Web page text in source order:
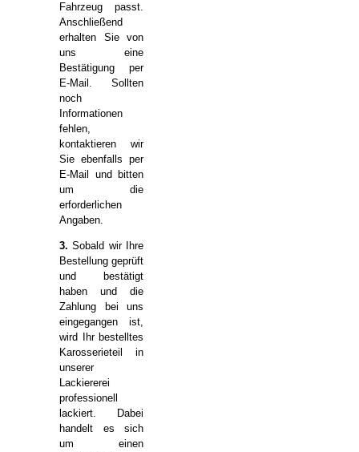
Fahrzeug passt.
Anschließend
erhalten Sie von
uns eine
Bestätigung per
E-Mail. Sollten
noch
Informationen
fehlen,
kontaktieren wir
Sie ebenfalls per
E-Mail und bitten
um die
erforderlichen
Angaben.
3. Sobald wir Ihre
Bestellung geprüft
und bestätigt
haben und die
Zahlung bei uns
eingegangen ist,
wird Ihr bestelltes
Karosserieteil in
unserer
Lackiererei
professionell
lackiert. Dabei
handelt es sich
um einen